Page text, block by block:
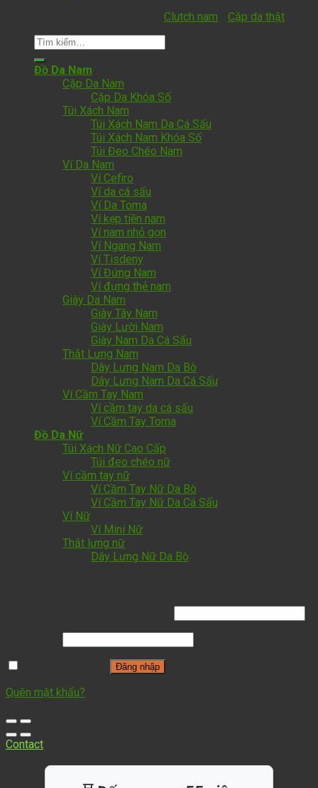
Clutch nam Cặp da thật
Đồ Da Nam
Cặp Da Nam
Cặp Da Khóa Số
Túi Xách Nam
Túi Xách Nam Da Cá Sấu
Túi Xách Nam Khóa Số
Túi Đeo Chéo Nam
Ví Da Nam
Ví Cefiro
Ví da cá sấu
Ví Da Toma
Ví kẹp tiền nam
Ví nam nhỏ gọn
Ví Ngang Nam
Ví Tisdeny
Ví Đứng Nam
Ví đựng thẻ nam
Giày Da Nam
Giày Tây Nam
Giày Lười Nam
Giày Nam Da Cá Sấu
Thắt Lưng Nam
Dây Lưng Nam Da Bò
Dây Lưng Nam Da Cá Sấu
Ví Cầm Tay Nam
Ví cầm tay da cá sấu
Ví Cầm Tay Toma
Đồ Da Nữ
Túi Xách Nữ Cao Cấp
Túi đeo chéo nữ
Ví cầm tay nữ
Ví Cầm Tay Nữ Da Bò
Ví Cầm Tay Nữ Da Cá Sấu
Ví Nữ
Ví Mini Nữ
Thắt lưng nữ
Dây Lưng Nữ Da Bò
Đăng nhập
Quên mật khẩu?
Contact